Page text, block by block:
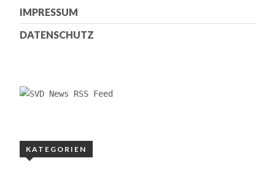
IMPRESSUM
DATENSCHUTZ
KATEGORIEN